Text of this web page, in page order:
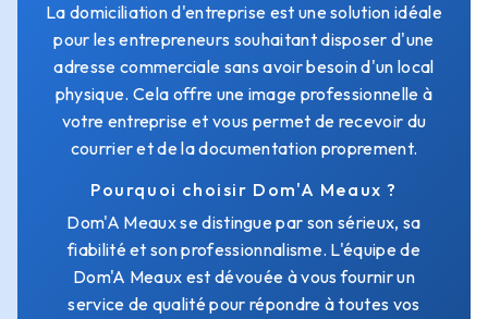
La domiciliation d'entreprise est une solution idéale
pour les entrepreneurs souhaitant disposer d'une
adresse commerciale sans avoir besoin d'un local
physique. Cela offre une image professionnelle à
votre entreprise et vous permet de recevoir du
courrier et de la documentation proprement.
Pourquoi choisir Dom'A Meaux ?
Dom'A Meaux se distingue par son sérieux, sa
fiabilité et son professionnalisme. L'équipe de
Dom'A Meaux est dévouée à vous fournir un
service de qualité pour répondre à toutes vos